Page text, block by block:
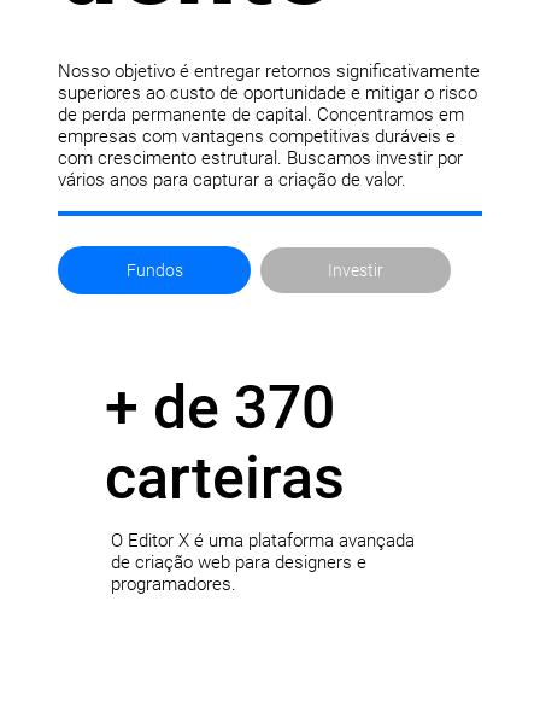
O Editor X é uma plataforma avançada
de criação web para designers e
programadores.
+ de 370
carteiras
Nosso objetivo é entregar retornos significativamente
superiores ao custo de oportunidade e mitigar o risco
de perda permanente de capital. Concentramos em
empresas com vantagens competitivas duráveis e
com crescimento estrutural. Buscamos investir por
vários anos para capturar a criação de valor.
Investir
Fundos